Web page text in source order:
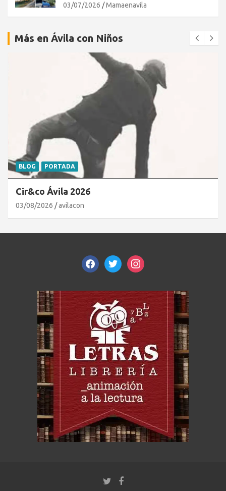
03/07/2026 Mamaenavila
Más en Ávila con Niños
BLOG PORTADA
Cir&co Ávila 2026
03/08/2026 avilacon
facebooktwitterinstagram